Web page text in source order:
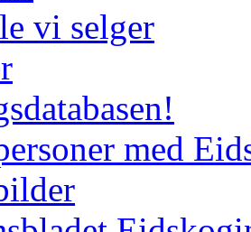
vi selger
med